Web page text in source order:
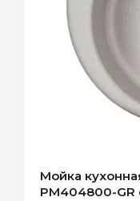
Мойка
PM404800-GR